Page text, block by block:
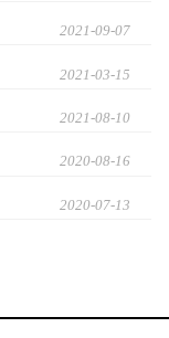
2021-09-07
2021-03-15
2021-08-10
2020-08-16
2020-07-13